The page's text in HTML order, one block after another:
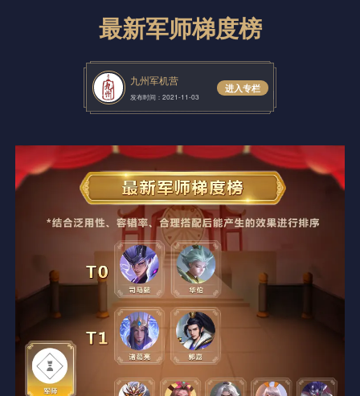
最新军师梯度榜
九州军机营
发布时间：2021-11-03
进入专栏